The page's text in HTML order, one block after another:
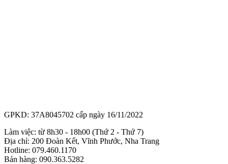
GPKD: 37A8045702 cấp ngày 16/11/2022
Làm việc: từ 8h30 - 18h00 (Thứ 2 - Thứ 7)
Địa chỉ: 200 Đoàn Kết, Vĩnh Phước, Nha Trang
Hotline: 079.460.1170
Bán hàng: 090.363.5282